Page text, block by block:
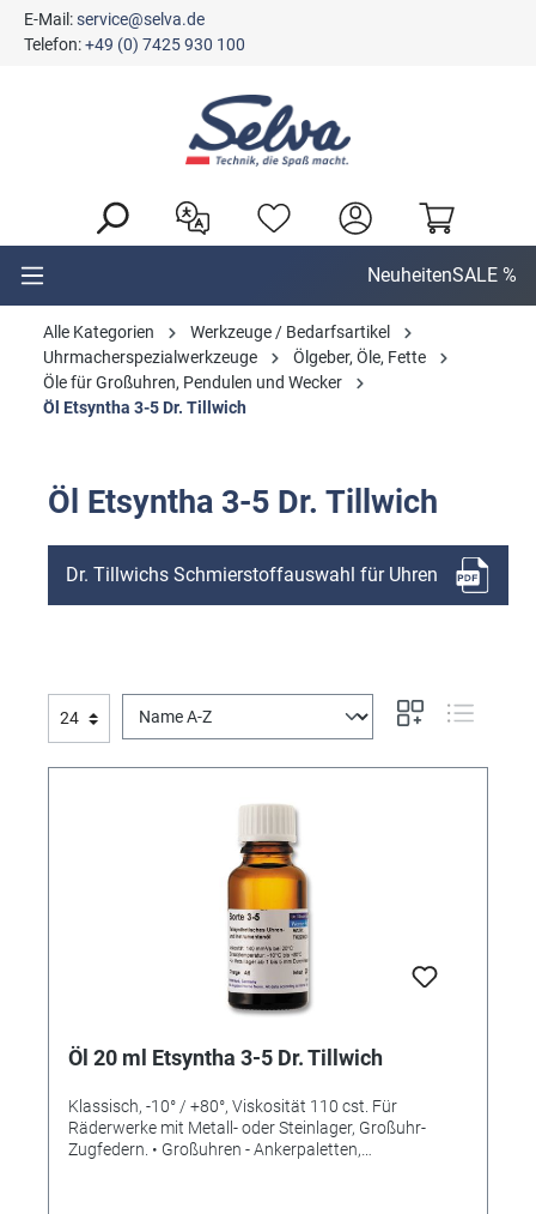
springen
E-Mail:service@selva.de
Telefon:+49 (0) 7425 930 100
NeuheitenSALE %
Alle Kategorien
Werkzeuge / Bedarfsartikel
Uhrmacherspezialwerkzeuge
Ölgeber, Öle, Fette
Öle für Großuhren, Pendulen und Wecker
Öl Etsyntha 3-5 Dr. Tillwich
Öl Etsyntha 3-5 Dr. Tillwich
Dr. Tillwichs Schmierstoffauswahl für Uhren
Öl 20 ml Etsyntha 3-5 Dr. Tillwich
Klassisch, -10° / +80°, Viskosität 110 cst. Für
Räderwerke mit Metall- oder Steinlager, Großuhr-
Zugfedern. • Großuhren - Ankerpaletten,